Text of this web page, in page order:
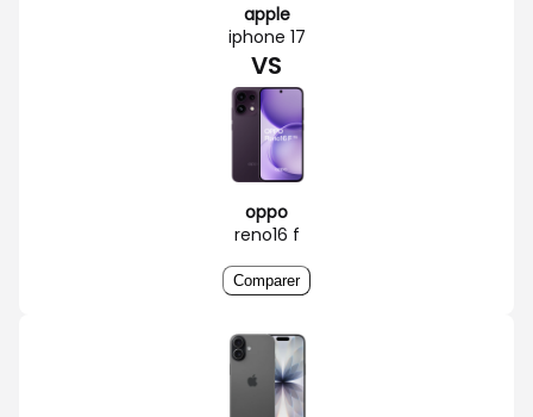
apple
iphone 17
VS
oppo
reno16 f
Comparer